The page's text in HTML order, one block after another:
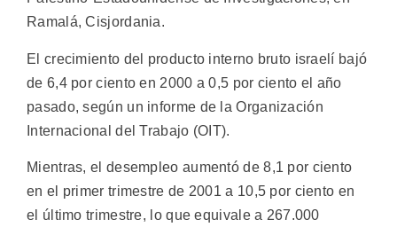
Ramalá, Cisjordania.
El crecimiento del producto interno bruto israelí bajó
de 6,4 por ciento en 2000 a 0,5 por ciento el año
pasado, según un informe de la Organización
Internacional del Trabajo (OIT).
Mientras, el desempleo aumentó de 8,1 por ciento
en el primer trimestre de 2001 a 10,5 por ciento en
el último trimestre, lo que equivale a 267.000